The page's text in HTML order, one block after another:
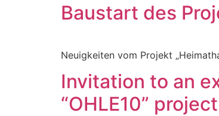
Baustart des
Neuigkeiten vom Projekt
Invitation to an
“OHLE10”